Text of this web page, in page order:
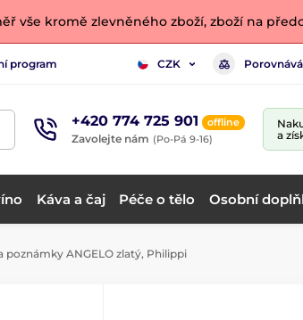
vše kromě zlevněného zboží, zboží na
program CZK
+420 774 725 901 offline
Zavolejte nám (Po-Pá 9-16)
a
Káva a čaj Péče o tělo Osobní
poznámky ANGELO zlatý, Philippi